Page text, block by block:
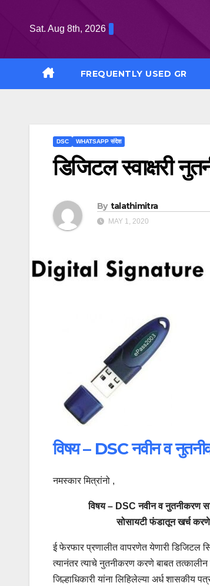
Sat. Aug 8th, 2026
FREQUENTLY USED GR
DSC WHATSAPP संदेश
डिजिटल स्वाक्षरी
By talathimitra
MAY 1, 2020
विषय – DSC नवीन व
नमस्कार मित्रांनो ,
विषय – DSC नवीन व नुतनीकरण
सोसायटी फंडातून खर्च करणे
ई फेरफार प्रणालीत वापरणेत येणारी डिजिटल
त्यानंतर त्याचे नुतनीकरण करणे बाबत तत्कालीन
जिल्हाधिकारी यांना लिहिलेल्या अर्ध शासकीय